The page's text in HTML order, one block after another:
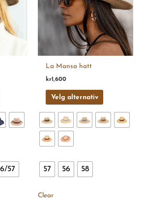
kan
velges
57
La Mansa hatt
kr1,600
Velg alternativ
varianter.
Alternativene
kan
velges
57 56 58
Clear